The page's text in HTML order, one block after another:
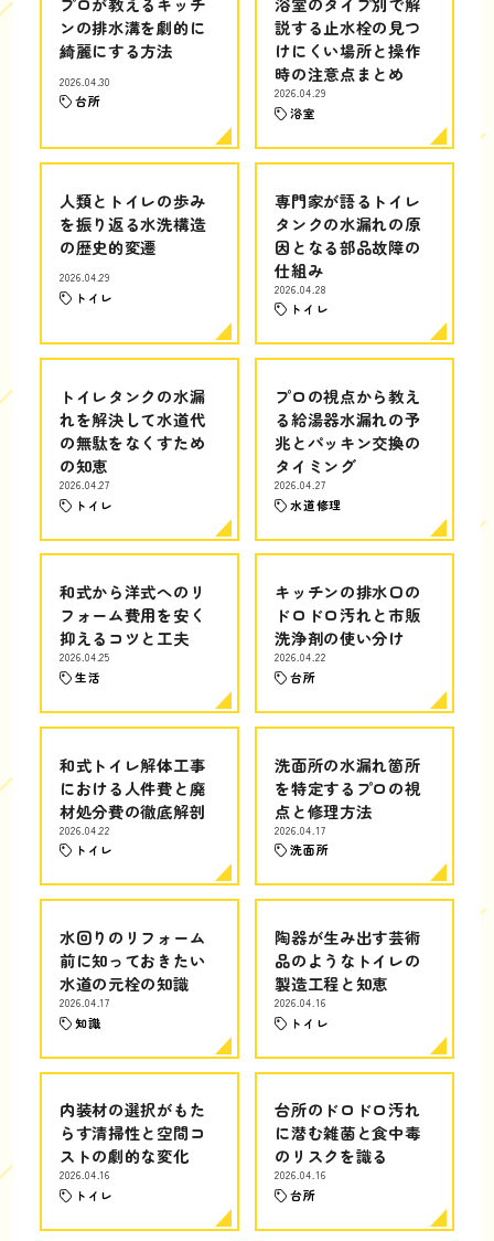
ンの排水溝を劇的に
綺麗にする方法
2026.04.30
台所
説する止水栓の見つ
けにくい場所と操作
時の注意点まとめ
2026.04.29
浴室
人類とトイレの歩み
を振り返る水洗構造
の歴史的変遷
2026.04.29
トイレ
専門家が語るトイレ
タンクの水漏れの原
因となる部品故障の
仕組み
2026.04.28
トイレ
トイレタンクの水漏
れを解決して水道代
の無駄をなくすため
の知恵
2026.04.27
トイレ
プロの視点から教え
る給湯器水漏れの予
兆とパッキン交換の
タイミング
2026.04.27
水道修理
和式から洋式へのリ
フォーム費用を安く
抑えるコツと工夫
2026.04.25
生活
キッチンの排水口の
ドロドロ汚れと市販
洗浄剤の使い分け
2026.04.22
台所
和式トイレ解体工事
における人件費と廃
材処分費の徹底解剖
2026.04.22
トイレ
洗面所の水漏れ箇所
を特定するプロの視
点と修理方法
2026.04.17
洗面所
水回りのリフォーム
前に知っておきたい
水道の元栓の知識
2026.04.17
知識
陶器が生み出す芸術
品のようなトイレの
製造工程と知恵
2026.04.16
トイレ
内装材の選択がもた
らす清掃性と空間コ
ストの劇的な変化
2026.04.16
トイレ
台所のドロドロ汚れ
に潜む雑菌と食中毒
のリスクを識る
2026.04.16
台所